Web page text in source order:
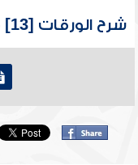
شرح الورقات [13] - شرط انقراض العصر